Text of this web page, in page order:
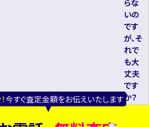
今すぐ査定金額をお伝えいたします
いの
です
が、そ
れで
も大
丈夫
です
か？